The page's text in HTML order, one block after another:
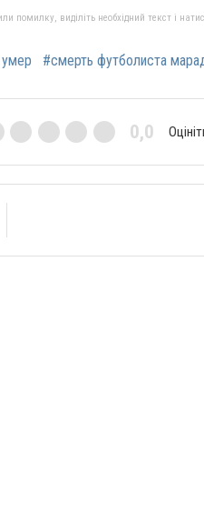
помилку, виділіть необхідний текст і
#смерть футболиста
0,0